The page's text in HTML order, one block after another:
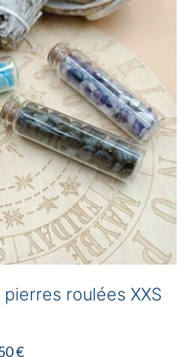
être
choisies
sur
la
page
du
produit
roulées XXS
€